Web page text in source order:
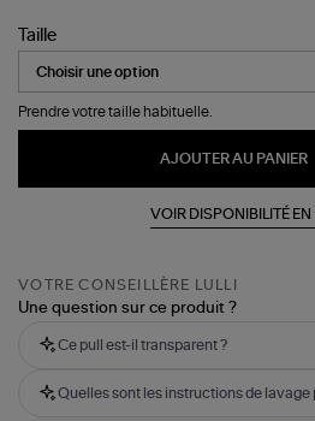
Taille
Prendre votre taille habituelle.
AJOUTER AU PANIER
VOIR DISPONIBILITÉ
VOTRE CONSEILLÈRE LULLI
Une question sur ce produit ?
Ce pull est-il transparent ?
Quelles sont les instructions de lavage